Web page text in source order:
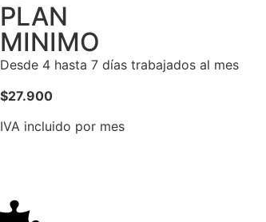
PLAN
MINIMO
Desde 4 hasta 7 días trabajados al mes
$27.900
IVA incluido por mes